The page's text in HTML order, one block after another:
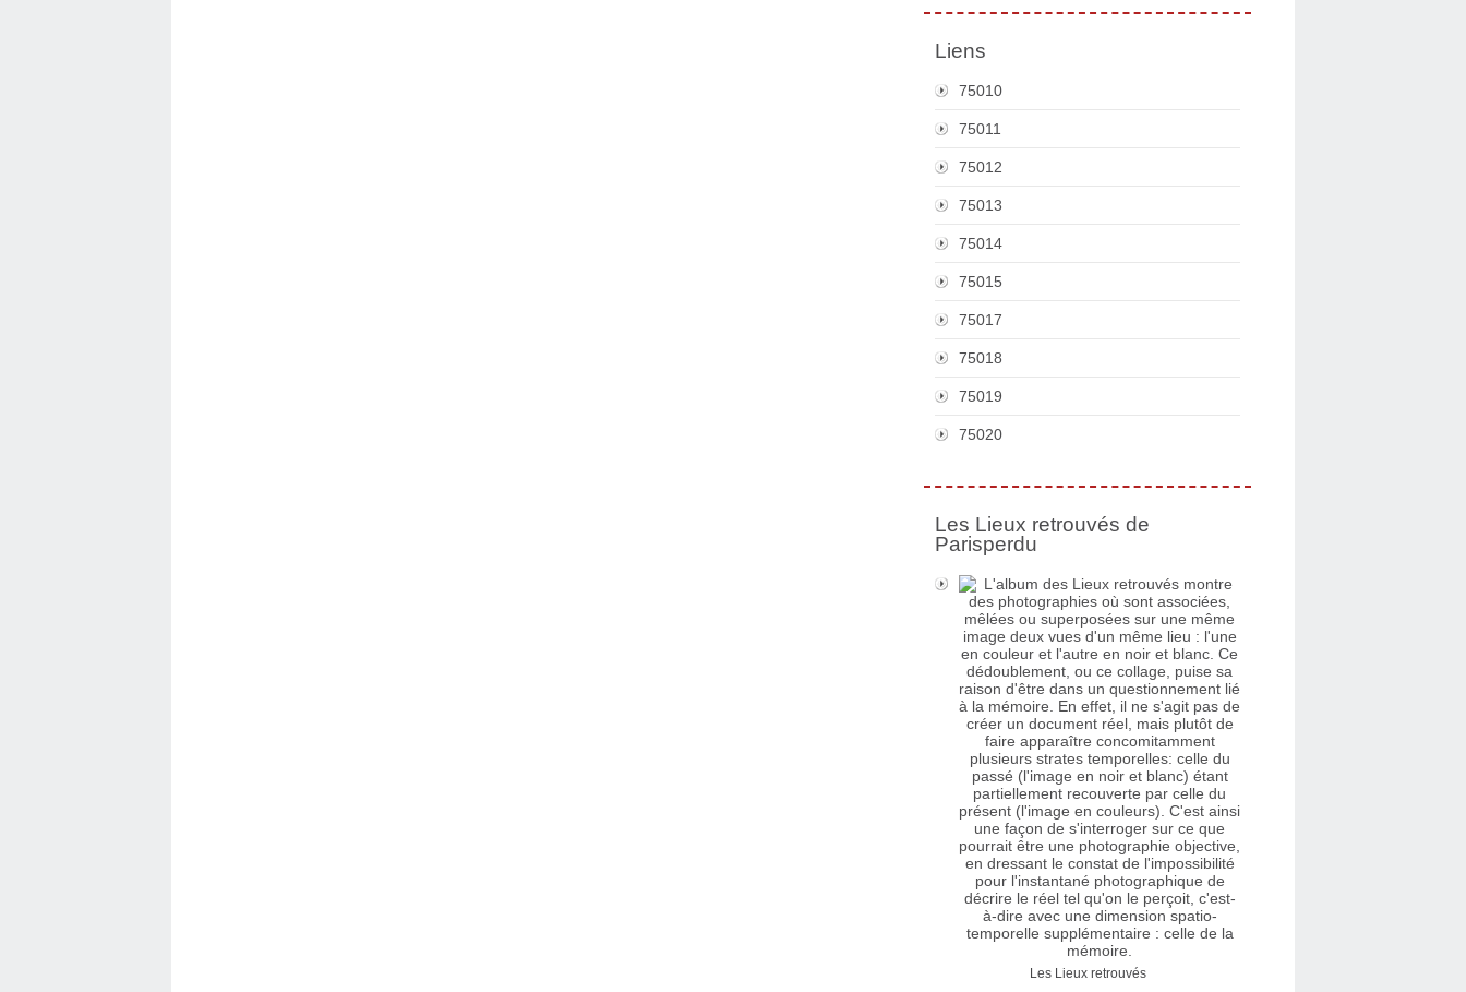
Liens
75010
75011
75012
75013
75014
75015
75017
75018
75019
75020
Les Lieux retrouvés de
Parisperdu
Les Lieux retrouvés